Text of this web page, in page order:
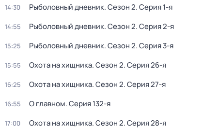
14:30 Рыболовный дневник. Сезон 2. Серия 1-я
14:55 Рыболовный дневник. Сезон 2. Серия 2-я
15:25 Рыболовный дневник. Сезон 2. Серия 3-я
15:55 Охота на хищника. Сезон 2. Серия 26-я
16:25 Охота на хищника. Сезон 2. Серия 27-я
16:55 О главном. Серия 132-я
17:00 Охота на хищника. Сезон 2. Серия 28-я